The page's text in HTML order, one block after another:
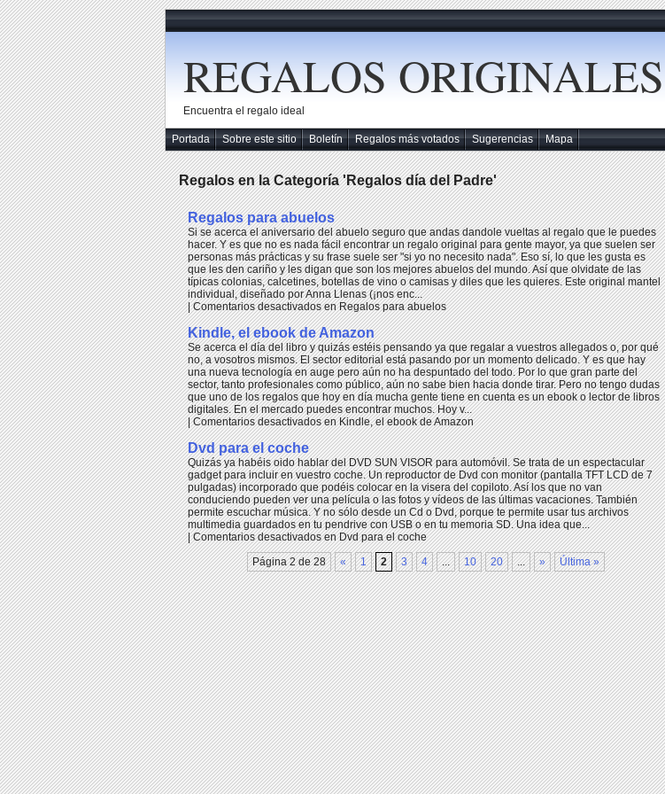
REGALOS ORIGINALES
Encuentra el regalo ideal
Portada Sobre este sitio Boletín Regalos más votados Sugerencias Mapa
Regalos en la Categoría 'Regalos día del Padre'
Regalos para abuelos
Si se acerca el aniversario del abuelo seguro que andas dandole vueltas al regalo que le puedes
hacer. Y es que no es nada fácil encontrar un regalo original para gente mayor, ya que suelen ser
personas más prácticas y su frase suele ser "si yo no necesito nada". Eso sí, lo que les gusta es
que les den cariño y les digan que son los mejores abuelos del mundo. Así que olvidate de las
típicas colonias, calcetines, botellas de vino o camisas y diles que les quieres. Este original mantel
individual, diseñado por Anna Llenas (¡nos enc...
|Comentarios desactivadosen Regalos para abuelos
Kindle, el ebook de Amazon
Se acerca el día del libro y quizás estéis pensando ya que regalar a vuestros allegados o, por qué
no, a vosotros mismos. El sector editorial está pasando por un momento delicado. Y es que hay
una nueva tecnología en auge pero aún no ha despuntado del todo. Por lo que gran parte del
sector, tanto profesionales como público, aún no sabe bien hacia donde tirar. Pero no tengo dudas
que uno de los regalos que hoy en día mucha gente tiene en cuenta es un ebook o lector de libros
digitales. En el mercado puedes encontrar muchos. Hoy v...
|Comentarios desactivadosen Kindle, el ebook de Amazon
Dvd para el coche
Quizás ya habéis oido hablar del DVD SUN VISOR para automóvil. Se trata de un espectacular
gadget para incluir en vuestro coche. Un reproductor de Dvd con monitor (pantalla TFT LCD de 7
pulgadas) incorporado que podéis colocar en la visera del copiloto. Así los que no van
conduciendo pueden ver una película o las fotos y vídeos de las últimas vacaciones. También
permite escuchar música. Y no sólo desde un Cd o Dvd, porque te permite usar tus archivos
multimedia guardados en tu pendrive con USB o en tu memoria SD. Una idea que...
|Comentarios desactivadosen Dvd para el coche
Página 2 de 28
« 1 2 3 4 ... 10 20 ... » Última »